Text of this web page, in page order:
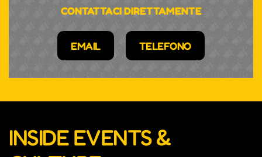
CONTATTACI DIRETTAMENTE
EMAIL TELEFONO
INSIDE EVENTS &